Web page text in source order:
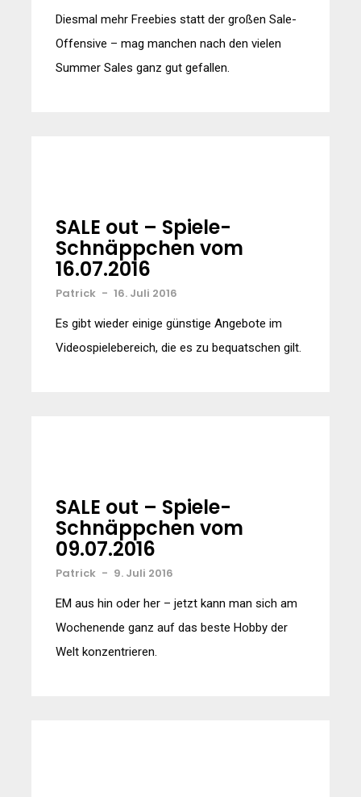
Diesmal mehr Freebies statt der großen Sale-
Offensive – mag manchen nach den vielen
Summer Sales ganz gut gefallen.
SALE out – Spiele-
Schnäppchen vom
16.07.2016
Patrick - 16. Juli 2016
Es gibt wieder einige günstige Angebote im
Videospielebereich, die es zu bequatschen gilt.
SALE out – Spiele-
Schnäppchen vom
09.07.2016
Patrick - 9. Juli 2016
EM aus hin oder her – jetzt kann man sich am
Wochenende ganz auf das beste Hobby der
Welt konzentrieren.